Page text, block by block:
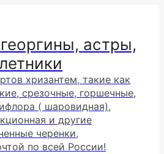
астры,
хризантем, такие как
срезочные, горшечные,
( шаровидная),
и другие
черенки,
по всей России!